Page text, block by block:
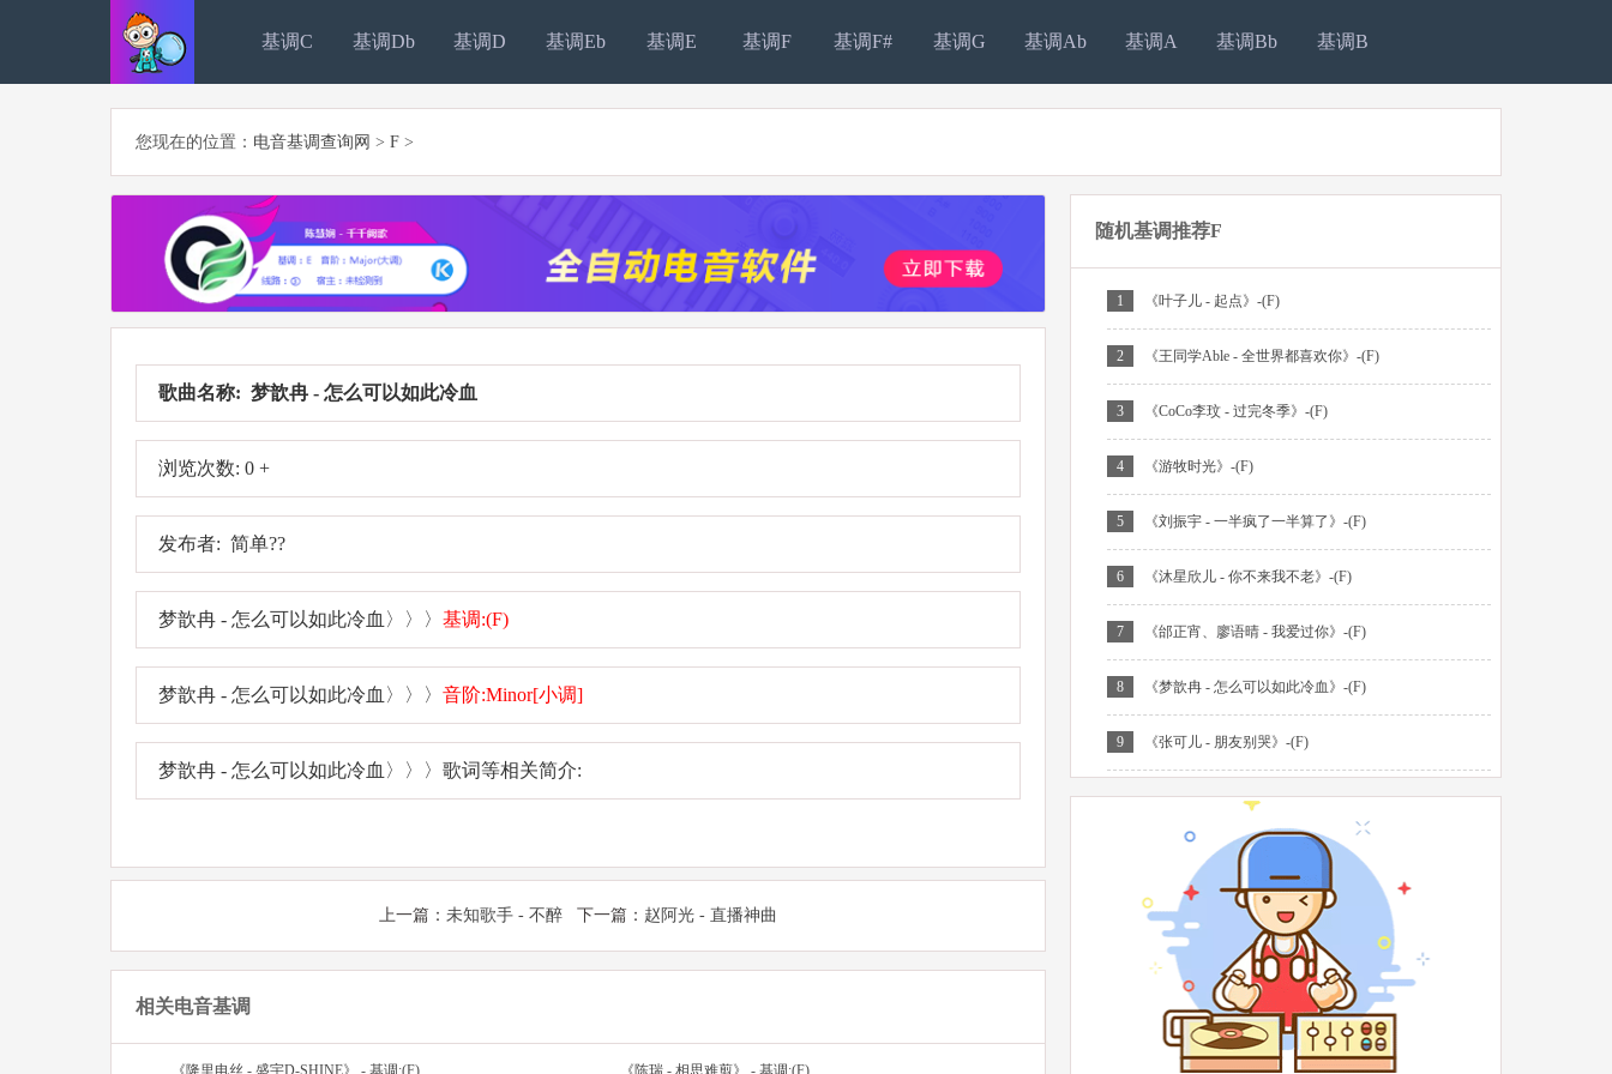
基调C 基调Db 基调D 基调Eb 基调E 基调F 基调F# 基调G 基调Ab 基调A 基调Bb 基调B
您现在的位置： 电音基调查询网 > F >
歌曲名称: 梦歆冉 - 怎么可以如此冷血
浏览次数: 0 +
发布者: 简单??
梦歆冉 - 怎么可以如此冷血〉〉〉 基调:(F)
梦歆冉 - 怎么可以如此冷血〉〉〉 音阶:Minor[小调]
梦歆冉 - 怎么可以如此冷血〉〉〉歌词等相关简介:
上一篇： 未知歌手 - 不醉 下一篇： 赵阿光 - 直播神曲
相关电音基调
随机基调推荐F
1 《叶子儿 - 起点》-(F)
2 《王同学Able - 全世界都喜欢你》-(F)
3 《CoCo李玟 - 过完冬季》-(F)
4 《游牧时光》-(F)
5 《刘振宇 - 一半疯了一半算了》-(F)
6 《沐星欣儿 - 你不来我不老》-(F)
7 《邰正宵、廖语晴 - 我爱过你》-(F)
8 《梦歆冉 - 怎么可以如此冷血》-(F)
9 《张可儿 - 朋友别哭》-(F)